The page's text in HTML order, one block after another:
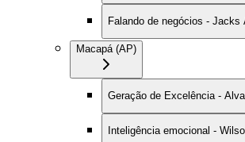
Falando de negócios - Jacks
Macapá (AP)
Geração de Excelência -
Inteligência emocional -